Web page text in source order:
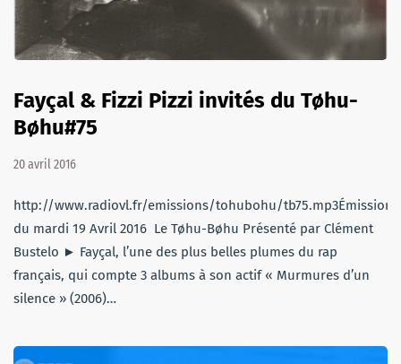
Fayçal & Fizzi Pizzi invités du Tøhu-
Bøhu#75
20 avril 2016
http://www.radiovl.fr/emissions/tohubohu/tb75.mp3Émission
du mardi 19 Avril 2016 Le Tøhu-Bøhu Présenté par Clément
Bustelo ► Fayçal, l’une des plus belles plumes du rap
français, qui compte 3 albums à son actif « Murmures d’un
silence » (2006)…